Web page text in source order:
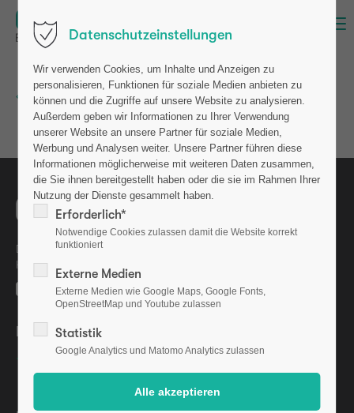
Zurück zur Newsübersicht
Die osteolabs GmbH ist eine Ausgründung aus dem GEOMAR
Helmholtz-Zentrum für Ozeanforschung Kiel.
Bewerten Sie uns auf
Datenschutzeinstellungen
Wir verwenden Cookies, um Inhalte und Anzeigen zu
personalisieren, Funktionen für soziale Medien anbieten zu
können und die Zugriffe auf unsere Website zu analysieren.
Außerdem geben wir Informationen zu Ihrer Verwendung
unserer Website an unsere Partner für soziale Medien,
Werbung und Analysen weiter. Unsere Partner führen diese
Informationen möglicherweise mit weiteren Daten zusammen,
die Sie ihnen bereitgestellt haben oder die sie im Rahmen Ihrer
Nutzung der Dienste gesammelt haben.
Erforderlich*
Notwendige Cookies zulassen damit die Website korrekt
funktioniert
Externe Medien
Externe Medien wie Google Maps, Google Fonts,
OpenStreetMap und Youtube zulassen
Statistik
Google Analytics und Matomo Analytics zulassen